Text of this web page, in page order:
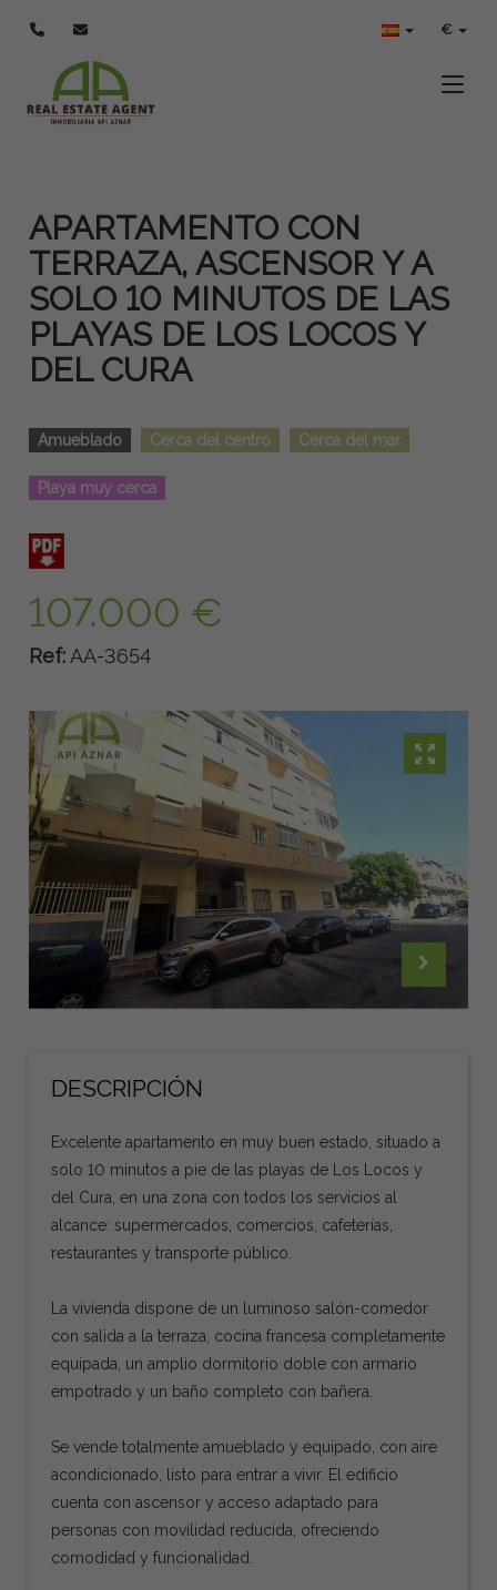
€
APARTAMENTO CON
TERRAZA, ASCENSOR Y A
SOLO 10 MINUTOS DE LAS
PLAYAS DE LOS LOCOS Y
DEL CURA
Amueblado Cerca del centro Cerca del mar
Playa muy cerca
107.000 €
Ref: AA-3654
DESCRIPCIÓN
Excelente apartamento en muy buen estado, situado a
solo 10 minutos a pie de las playas de Los Locos y
del Cura, en una zona con todos los servicios al
alcance: supermercados, comercios, cafeterías,
restaurantes y transporte público.
La vivienda dispone de un luminoso salón-comedor
con salida a la terraza, cocina francesa completamente
equipada, un amplio dormitorio doble con armario
empotrado y un baño completo con bañera.
Se vende totalmente amueblado y equipado, con aire
acondicionado, listo para entrar a vivir. El edificio
cuenta con ascensor y acceso adaptado para
personas con movilidad reducida, ofreciendo
comodidad y funcionalidad.